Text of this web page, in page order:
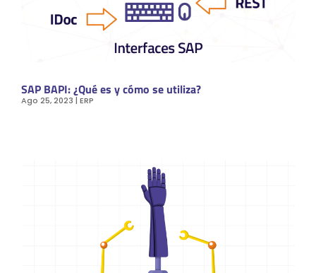
SAP BAPI: ¿Qué es y cómo se utiliza?
Ago 25, 2023 |ERP